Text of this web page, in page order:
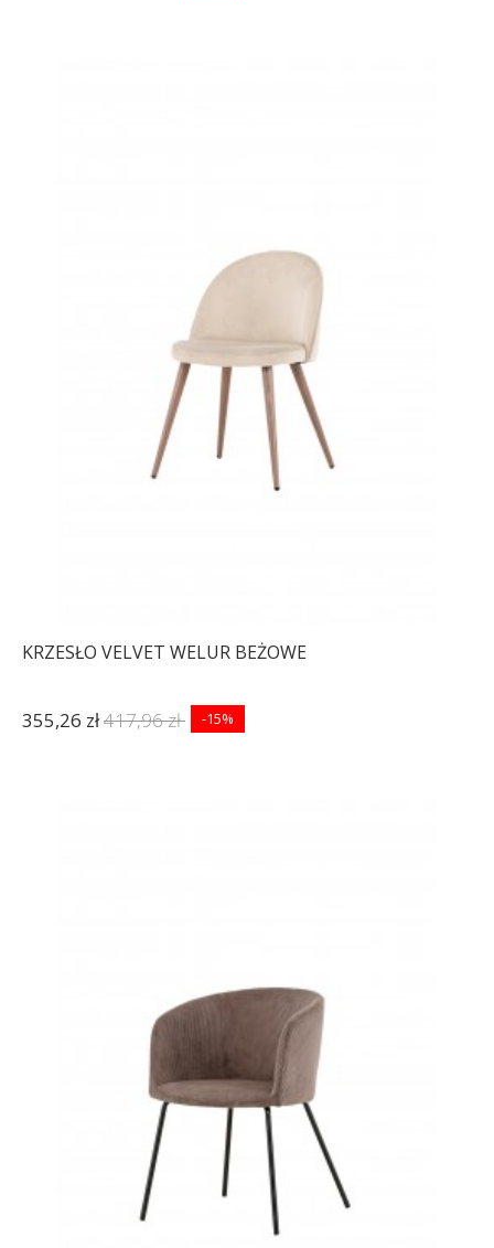
KRZESŁO VELVET WELUR BEŻOWE
355,26 zł417,96 zł -15%